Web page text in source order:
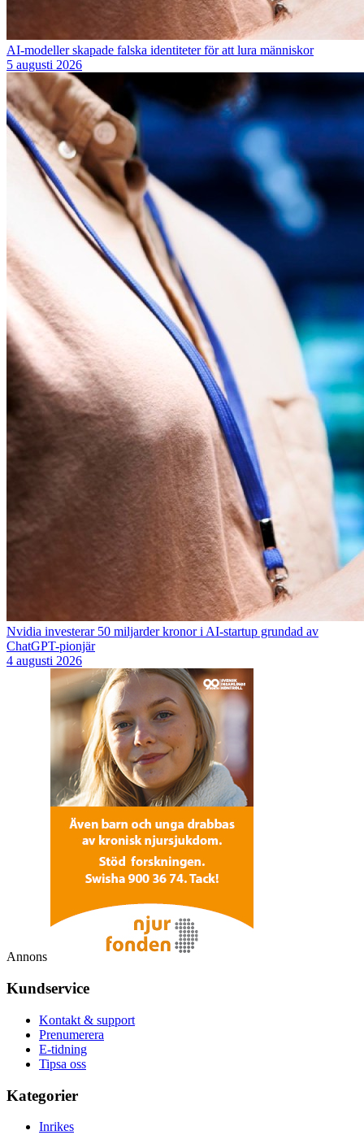
AI-modeller skapade falska identiteter för att lura människor
5 augusti 2026
Nvidia investerar 50 miljarder kronor i AI-startup grundad av
ChatGPT-pionjär
4 augusti 2026
Annons
Kundservice
Kontakt & support
Prenumerera
E-tidning
Tipsa oss
Kategorier
Inrikes